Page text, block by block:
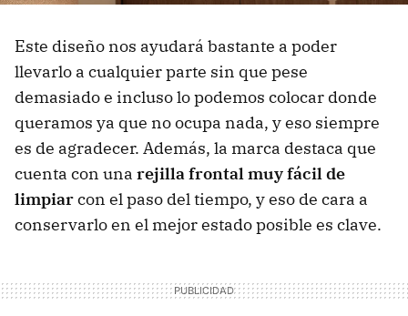
Este diseño nos ayudará bastante a poder
llevarlo a cualquier parte sin que pese
demasiado e incluso lo podemos colocar donde
queramos ya que no ocupa nada, y eso siempre
es de agradecer. Además, la marca destaca que
cuenta con una rejilla frontal muy fácil de
limpiarcon el paso del tiempo, y eso de cara a
conservarlo en el mejor estado posible es clave.